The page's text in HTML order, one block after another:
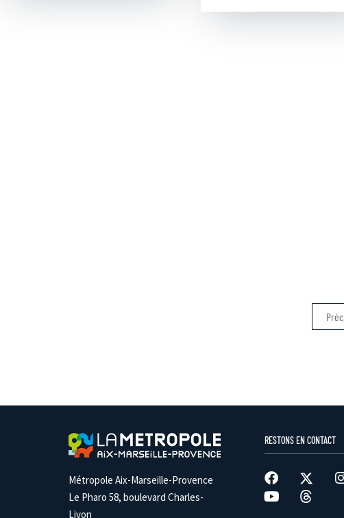
Préc.
Métropole Aix-Marseille-Provence
Le Pharo 58, boulevard Charles-
Livon
RESTONS EN CONTACT